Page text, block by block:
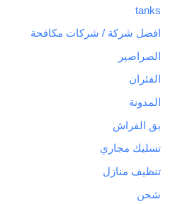
tanks
افضل شركة / شركات مكافحة
الصراصير
الفئران
المدونة
بق الفراش
تسليك مجاري
تنظيف منازل
شحن